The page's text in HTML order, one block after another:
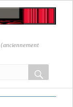
(anciennement
OK